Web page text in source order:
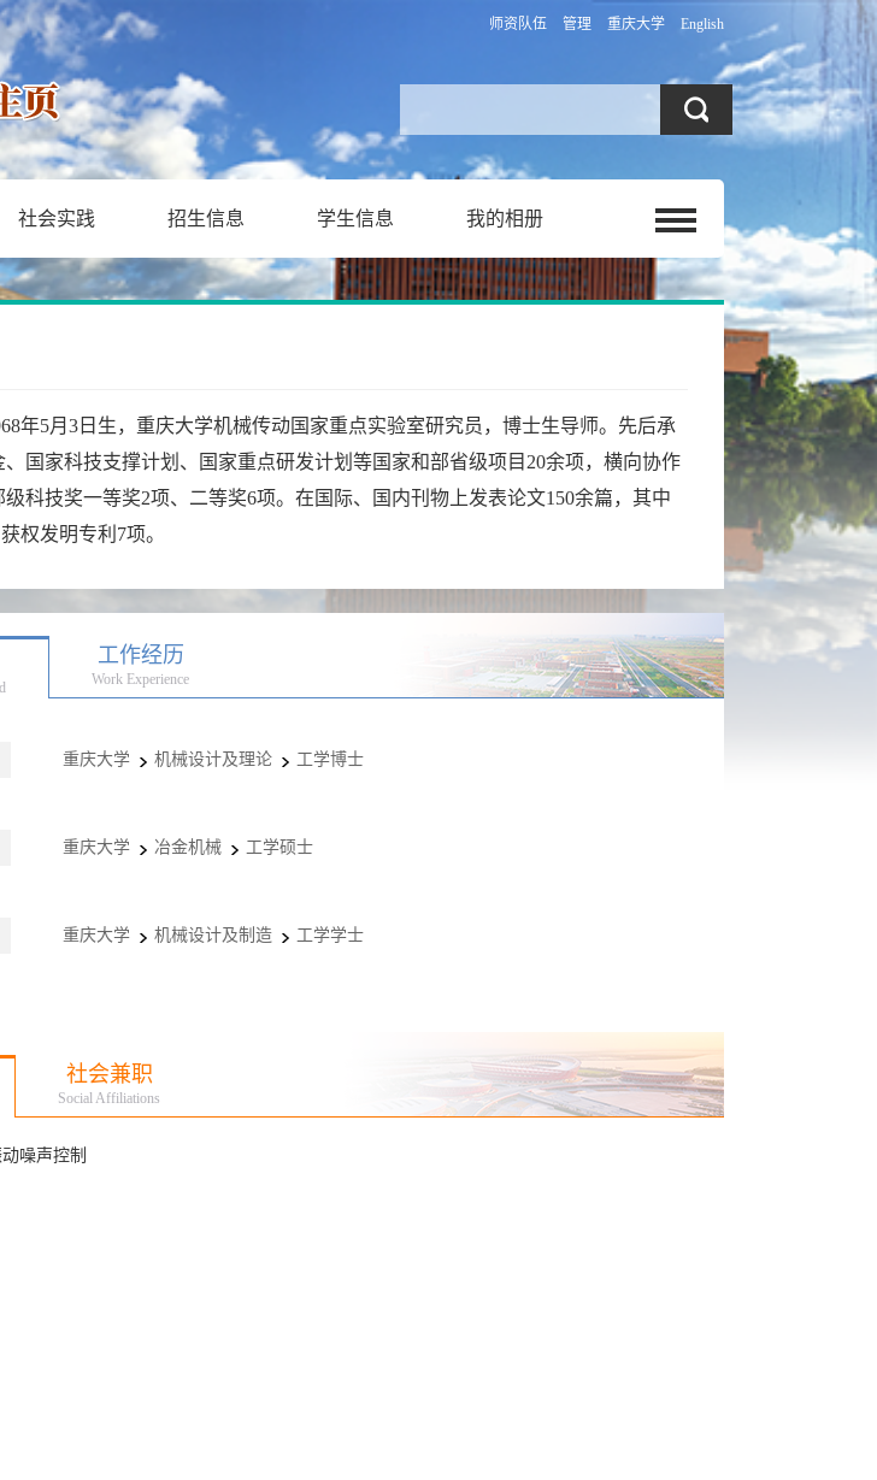
师资队伍 管理 重庆大学 English
社会实践 招生信息 学生信息 我的相册
年5月 3 日 生，重庆大学机械传动国家重点实验室研究员，博士生导师。先后承
国家科技支撑计划、国家重点研发计划等国家和部省级项目 20余项，横向协作
科技奖一等奖2项、二等奖6项。在国际、国内刊物上发表论文150余篇，其中
权发明专利 7项。
工作经历
Work Experience
重庆大学 机械设计及理论 工学博士
重庆大学 冶金机械 工学硕士
重庆大学 机械设计及制造 工学学士
社会兼职
Social Affiliations
噪声控制